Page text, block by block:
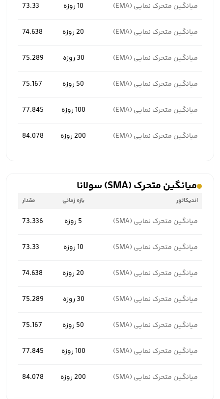
میانگین متحرک نمایی (EMA) 10 روزه 73.33
میانگین متحرک نمایی (EMA) 20 روزه 74.638
میانگین متحرک نمایی (EMA) 30 روزه 75.289
میانگین متحرک نمایی (EMA) 50 روزه 75.167
میانگین متحرک نمایی (EMA) 100 روزه 77.845
میانگین متحرک نمایی (EMA) 200 روزه 84.078
میانگین متحرک (SMA) سولانا
اندیکاتور بازه زمانی مقدار
میانگین متحرک نمایی (SMA) 5 روزه 73.336
میانگین متحرک نمایی (SMA) 10 روزه 73.33
میانگین متحرک نمایی (SMA) 20 روزه 74.638
میانگین متحرک نمایی (SMA) 30 روزه 75.289
میانگین متحرک نمایی (SMA) 50 روزه 75.167
میانگین متحرک نمایی (SMA) 100 روزه 77.845
میانگین متحرک نمایی (SMA) 200 روزه 84.078